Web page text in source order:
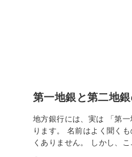
第一地銀と第二地
地方銀行には、実は 「第
ります。 名前はよく聞く
くありません。 しかし、